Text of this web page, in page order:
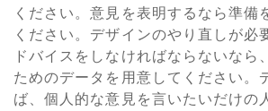
ください。意見を表明するなら準備
ください。デザインのやり直しが必
ドバイスをしなければならないなら
ためのデータを用意してください。
ば、個人的な意見を言いたいだけの